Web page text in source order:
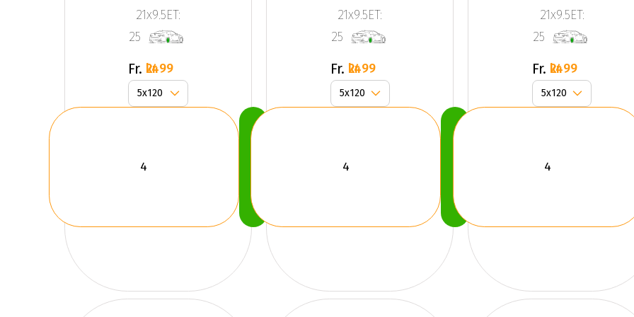
Black
(SET)
21x9.5ET:
25
Fr. 2499 kr
Black
(SET)
21x9.5ET:
25
Fr. 2499 kr
Black
(SET)
21x9.5ET:
25
Fr. 2499 kr